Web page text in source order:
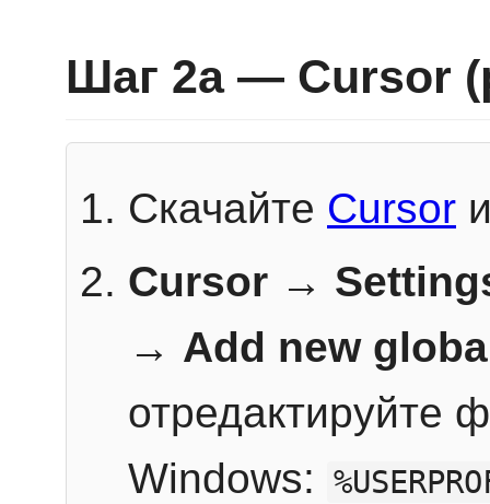
Шаг 2a — Cursor
Скачайте Cursor
Cursor →
→ Add new
отредактируйте
Windows: